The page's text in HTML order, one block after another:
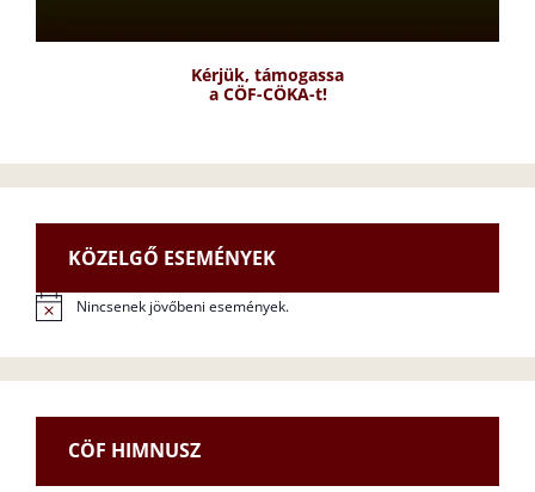
Kérjük, támogassa
a CÖF-CÖKA-t!
KÖZELGŐ ESEMÉNYEK
N
t
Nincsenek jövőbeni események.
CÖF HIMNUSZ